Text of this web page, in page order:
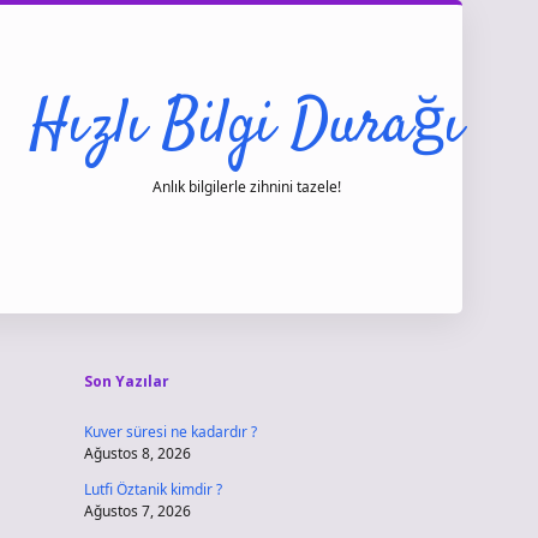
Hızlı Bilgi Durağı
Anlık bilgilerle zihnini tazele!
Son Yazılar
Kuver süresi ne kadardır ?
Ağustos 8, 2026
Lutfi Öztanik kimdir ?
Ağustos 7, 2026